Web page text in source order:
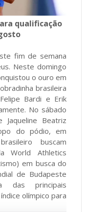
qualificação
fim de semana
Neste domingo
o ouro em
brasileira
Bardi e Erik
No sábado
Beatriz
do pódio, em
buscam
World Athletics
em busca do
de Budapeste
das principais
olímpico para